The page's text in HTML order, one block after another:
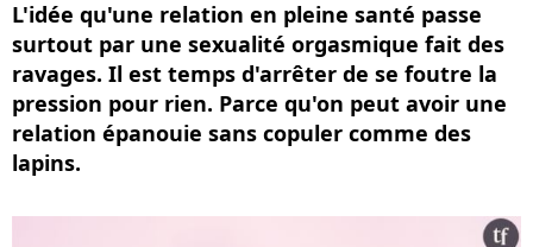
L'idée qu'une relation en pleine santé passe
surtout par une sexualité orgasmique fait des
ravages. Il est temps d'arrêter de se foutre la
pression pour rien. Parce qu'on peut avoir une
relation épanouie sans copuler comme des
lapins.